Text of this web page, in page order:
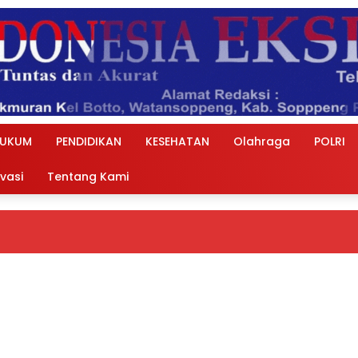
PENDIDIKAN KESEHATAN Olahraga POLRI
Tentang Kami